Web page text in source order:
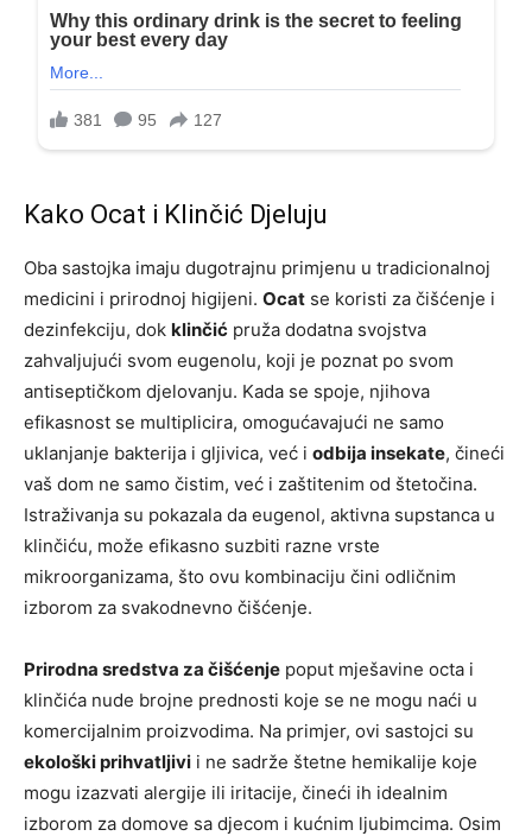
Kako Ocat i Klinčić Djeluju
Oba sastojka imaju dugotrajnu primjenu u tradicionalnoj
medicini i prirodnoj higijeni. Ocat se koristi za čišćenje i
dezinfekciju, dok klinčić pruža dodatna svojstva
zahvaljujući svom eugenolu, koji je poznat po svom
antiseptičkom djelovanju. Kada se spoje, njihova
efikasnost se multiplicira, omogućavajući ne samo
uklanjanje bakterija i gljivica, već i odbija insekate, čineći
vaš dom ne samo čistim, već i zaštitenim od štetočina.
Istraživanja su pokazala da eugenol, aktivna supstanca u
klinčiću, može efikasno suzbiti razne vrste
mikroorganizama, što ovu kombinaciju čini odličnim
izborom za svakodnevno čišćenje.
Prirodna sredstva za čišćenje poput mješavine octa i
klinčića nude brojne prednosti koje se ne mogu naći u
komercijalnim proizvodima. Na primjer, ovi sastojci su
ekološki prihvatljivi i ne sadrže štetne hemikalije koje
mogu izazvati alergije ili iritacije, čineći ih idealnim
izborom za domove sa djecom i kućnim ljubimcima. Osim